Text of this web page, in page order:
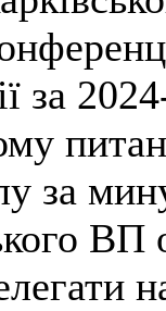
за
за
ВП